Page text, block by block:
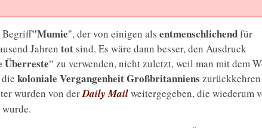
Begriff"Mumie", der von einigen als entmenschlichendfür
Jahren tot sind. Es wäre dann besser, den Ausdruck
“ zu verwenden, nicht zuletzt, weil man mit dem
koloniale Vergangenheit Großbritanniens zurückkehren
wurden von derDaily Mailweitergegeben, die wiederum